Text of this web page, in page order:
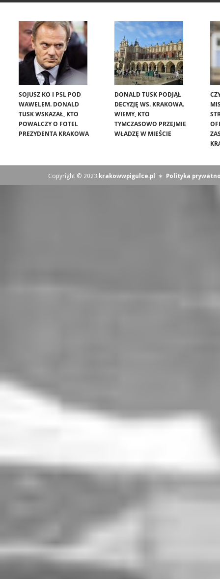
SOJUSZ KO I PSL POD
WAWELEM. DONALD
TUSK WSKAZAŁ, KTO
POWALCZY O FOTEL
PREZYDENTA KRAKOWA
DONALD TUSK PODJĄŁ
DECYZJĘ WS. KRAKOWA.
WIEMY, KTO
TYMCZASOWO PRZEJMIE
WŁADZĘ W MIEŚCIE
Copyright © 2023 krakowwpigulce.pl ∗ Polityka